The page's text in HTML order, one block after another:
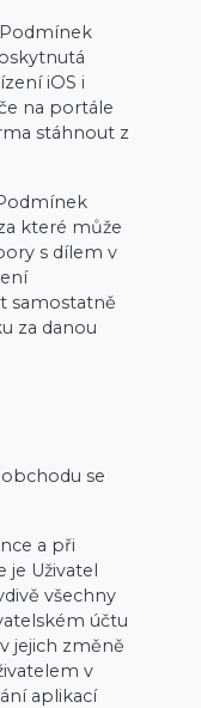
iOS i
na portále
stáhnout z
které může
s dílem v
samostatně
za danou
se
a při
je Uživatel
všechny
účtu
jejich změně
v
aplikací